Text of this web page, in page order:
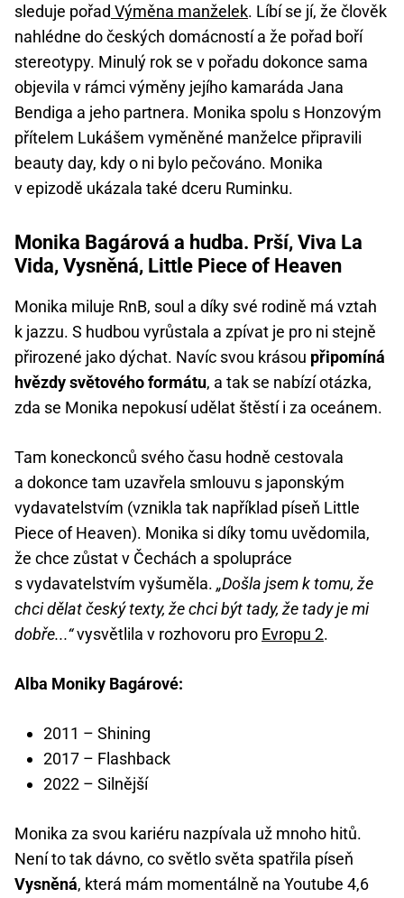
sleduje pořad Výměna manželek. Líbí se jí, že člověk
nahlédne do českých domácností a že pořad boří
stereotypy. Minulý rok se v pořadu dokonce sama
objevila v rámci výměny jejího kamaráda Jana
Bendiga a jeho partnera. Monika spolu s Honzovým
přítelem Lukášem vyměněné manželce připravili
beauty day, kdy o ni bylo pečováno. Monika
v epizodě ukázala také dceru Ruminku.
Monika Bagárová a hudba. Prší, Viva La
Vida, Vysněná, Little Piece of Heaven
Monika miluje RnB, soul a díky své rodině má vztah
k jazzu. S hudbou vyrůstala a zpívat je pro ni stejně
přirozené jako dýchat. Navíc svou krásou připomíná
hvězdy světového formátu, a tak se nabízí otázka,
zda se Monika nepokusí udělat štěstí i za oceánem.
Tam koneckonců svého času hodně cestovala
a dokonce tam uzavřela smlouvu s japonským
vydavatelstvím (vznikla tak například píseň Little
Piece of Heaven). Monika si díky tomu uvědomila,
že chce zůstat v Čechách a spolupráce
s vydavatelstvím vyšuměla. „Došla jsem k tomu, že
chci dělat český texty, že chci být tady, že tady je mi
dobře...“vysvětlila v rozhovoru pro Evropu 2.
Alba Moniky Bagárové:
2011 – Shining
2017 – Flashback
2022 – Silnější
Monika za svou kariéru nazpívala už mnoho hitů.
Není to tak dávno, co světlo světa spatřila píseň
Vysněná, která mám momentálně na Youtube 4,6